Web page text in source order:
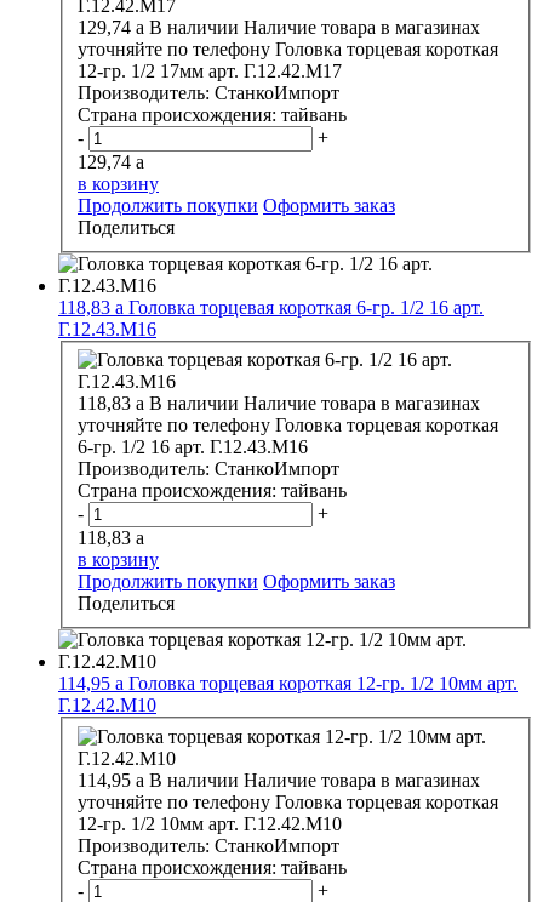
129,74 a В наличии Наличие товара в магазинах
уточняйте по телефону Головка торцевая короткая
12-гр. 1/2 17мм арт. Г.12.42.М17
Производитель: СтанкоИмпорт
Страна происхождения: тайвань
-
+
129,74 a
в корзину
Продолжить покупки Оформить заказ
Поделиться
118,83 a Головка торцевая короткая 6-гр. 1/2 16 арт.
Г.12.43.М16
118,83 a В наличии Наличие товара в магазинах
уточняйте по телефону Головка торцевая короткая
6-гр. 1/2 16 арт. Г.12.43.М16
Производитель: СтанкоИмпорт
Страна происхождения: тайвань
-
+
118,83 a
в корзину
Продолжить покупки Оформить заказ
Поделиться
114,95 a Головка торцевая короткая 12-гр. 1/2 10мм арт.
Г.12.42.М10
114,95 a В наличии Наличие товара в магазинах
уточняйте по телефону Головка торцевая короткая
12-гр. 1/2 10мм арт. Г.12.42.М10
Производитель: СтанкоИмпорт
Страна происхождения: тайвань
-
+